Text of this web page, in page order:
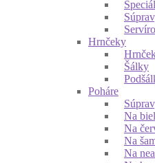
Hrnčeky
Šálky
Poháre
Na
Na
Na
Na